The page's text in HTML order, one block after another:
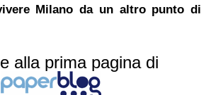
Milano da un altro punto di
alla prima pagina di